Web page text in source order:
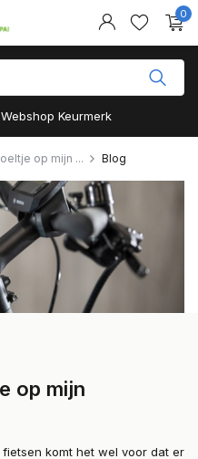
0
zeer Duurzaam
op mijn ... Blog
op mijn
komt het wel voor dat er